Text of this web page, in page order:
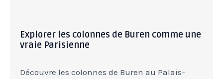
Explorer les colonnes de Buren comme une
vraie Parisienne
Découvre les colonnes de Buren au Palais-